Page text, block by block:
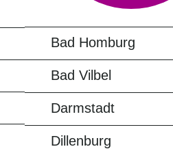
Bad Homburg
Bad Vilbel
Darmstadt
Dillenburg